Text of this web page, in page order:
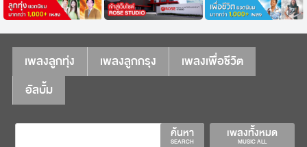
เพลงลูกทุ่ง เพลงลูกกรุง
เพลงเพื่อชีวิต
อัลบั้ม
เพลงทั้งหมด
MUSIC ALL
ค้นหา
SEARCH